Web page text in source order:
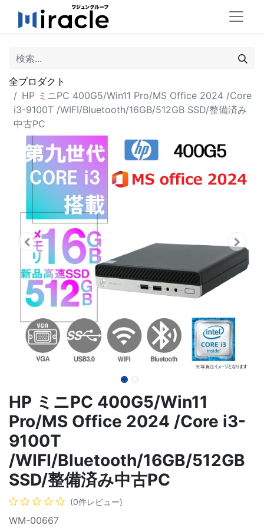
全プロダクト
HP ミニPC 400G5/Win11 Pro/MS Office 2024 /Core
i3-9100T /WIFI/Bluetooth/16GB/512GB SSD/整備済み
中古PC
HP ミニPC 400G5/Win11
Pro/MS Office 2024 /Core i3-
9100T
/WIFI/Bluetooth/16GB/512GB
SSD/整備済み中古PC
(0件レビュー)
WM-00667